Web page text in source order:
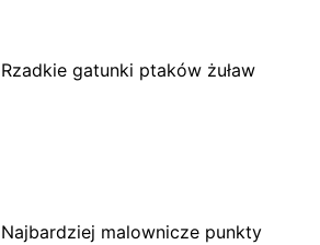
Rzadkie gatunki ptaków żuław
Najbardziej malownicze punkty